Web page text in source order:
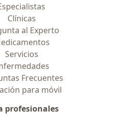
Clínicas
al Experto
Servicios
Frecuentes
para móvil
profesionales